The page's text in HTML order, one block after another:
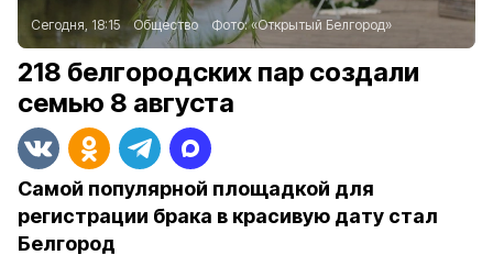
Сегодня, 18:15 Общество Фото:«Открытый Белгород»
218 белгородских пар создали
семью 8 августа
Самой популярной площадкой для
регистрации брака в красивую дату стал
Белгород